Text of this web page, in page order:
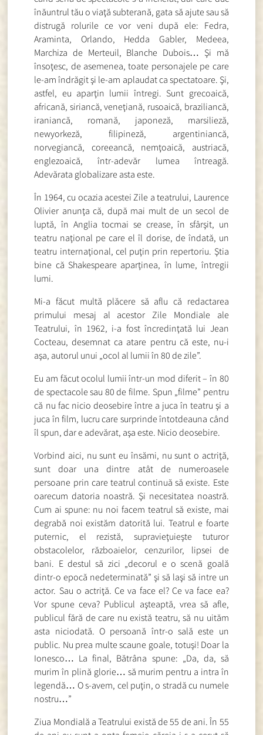
înăuntrul tău o viaţă subterană, gata să ajute sau să
distrugă rolurile ce vor veni după ele: Fedra,
Araminta, Orlando, Hedda Gabler, Medeea,
Marchiza de Merteuil, Blanche Dubois… Şi mă
însoţesc, de asemenea, toate personajele pe care
le-am îndrăgit şi le-am aplaudat ca spectatoare. Şi,
astfel, eu aparţin lumii întregi. Sunt grecoaică,
africană, siriancă, veneţiană, rusoaică, braziliancă,
iraniancă, romană, japoneză, marsilieză,
newyorkeză, filipineză, argentiniancă,
norvegiancă, coreeancă, nemţoaică, austriacă,
englezoaică, într-adevăr lumea întreagă.
Adevărata globalizare asta este.
În 1964, cu ocazia acestei Zile a teatrului, Laurence
Olivier anunţa că, după mai mult de un secol de
luptă, în Anglia tocmai se crease, în sfârşit, un
teatru naţional pe care el îl dorise, de îndată, un
teatru internaţional, cel puţin prin repertoriu. Ştia
bine că Shakespeare aparţinea, în lume, întregii
lumi.
Mi-a făcut multă plăcere să aflu că redactarea
primului mesaj al acestor Zile Mondiale ale
Teatrului, în 1962, i-a fost încredinţată lui Jean
Cocteau, desemnat ca atare pentru că este, nu-i
aşa, autorul unui „ocol al lumii în 80 de zile”.
Eu am făcut ocolul lumii într-un mod diferit – în 80
de spectacole sau 80 de filme. Spun „filme” pentru
că nu fac nicio deosebire între a juca în teatru şi a
juca în film, lucru care surprinde întotdeauna când
îl spun, dar e adevărat, aşa este. Nicio deosebire.
Vorbind aici, nu sunt eu însămi, nu sunt o actriţă,
sunt doar una dintre atât de numeroasele
persoane prin care teatrul continuă să existe. Este
oarecum datoria noastră. Şi necesitatea noastră.
Cum ai spune: nu noi facem teatrul să existe, mai
degrabă noi existăm datorită lui. Teatrul e foarte
puternic, el rezistă, supravieţuieşte tuturor
obstacolelor, războaielor, cenzurilor, lipsei de
bani. E destul să zici „decorul e o scenă goală
dintr-o epocă nedeterminată” şi să laşi să intre un
actor. Sau o actriţă. Ce va face el? Ce va face ea?
Vor spune ceva? Publicul aşteaptă, vrea să afle,
publicul fără de care nu există teatru, să nu uităm
asta niciodată. O persoană într-o sală este un
public. Nu prea multe scaune goale, totuşi! Doar la
Ionesco… La final, Bătrâna spune: „Da, da, să
murim în plină glorie… să murim pentru a intra în
legendă… O s-avem, cel puţin, o stradă cu numele
nostru…”
Ziua Mondială a Teatrului există de 55 de ani. În 55